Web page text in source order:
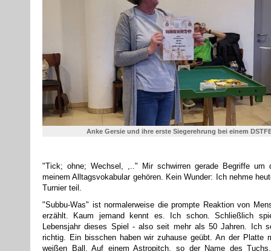
Anke Gersie und ihre erste Siegerehrung bei einem
"Tick; ohne; Wechsel, ,.." Mir schwirren gerade Begriffe
meinem Alltagsvokabular gehören. Kein Wunder: Ich nehme
Turnier teil.
"Subbu-Was" ist normalerweise die prompte Reaktion von
erzählt. Kaum jemand kennt es. Ich schon. Schließlich
Lebensjahr dieses Spiel - also seit mehr als 50 Jahren. Ich
richtig. Ein bisschen haben wir zuhause geübt. An der Platte
weißen Ball. Auf einem Astropitch, so der Name des